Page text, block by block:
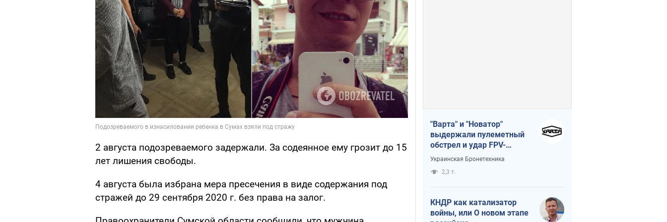
2 августа подозреваемого задержали. За содеянное ему грозит до 15
лет лишения свободы.
4 августа была избрана мера пресечения в виде содержания под
стражей до 29 сентября 2020 г. без права на залог.
"Варта" и "Новатор"
выдержали пулеметный
обстрел и удар FPV-
дрона, сохранив жизнь
Украинская Бронетехника
2,3 т.
КНДР как катализатор
войны, или О новом этапе